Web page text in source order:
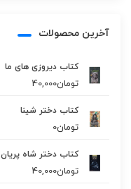
آخرین محصولات
کتاب دیروزی های ما
تومان40,000
کتاب دختر شینا
تومان0
کتاب دختر شاه پریان
تومان40,000